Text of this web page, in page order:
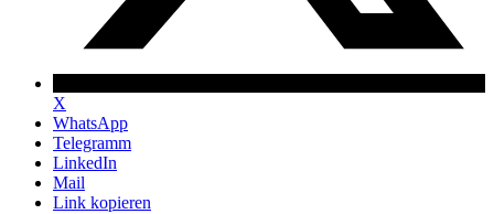
X
WhatsApp
Telegramm
LinkedIn
Mail
Link kopieren